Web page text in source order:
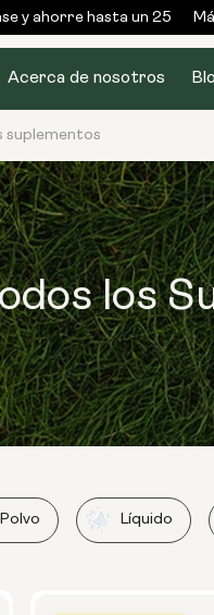
y ahorre hasta un 25
Acerca de nosotros
suplementos
los
Polvo Líquido